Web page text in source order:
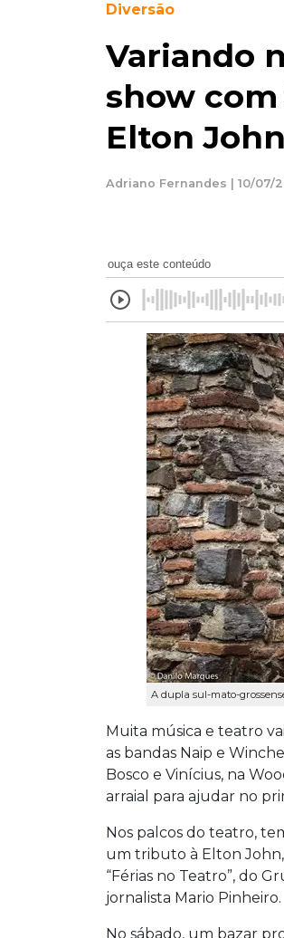
Diversão
Variando
show com
Elton John
Adriano Fernandes | 10/07/
ouça este conteúdo
A dupla sul-mato-
Muita música e teatro
as bandas Naip e
Bosco e Vinícius, na
arraial para ajudar no
Nos palcos do teatro,
um tributo à Elton
“Férias no Teatro”, do
jornalista Mario Pinheiro.
No sábado, um bazar